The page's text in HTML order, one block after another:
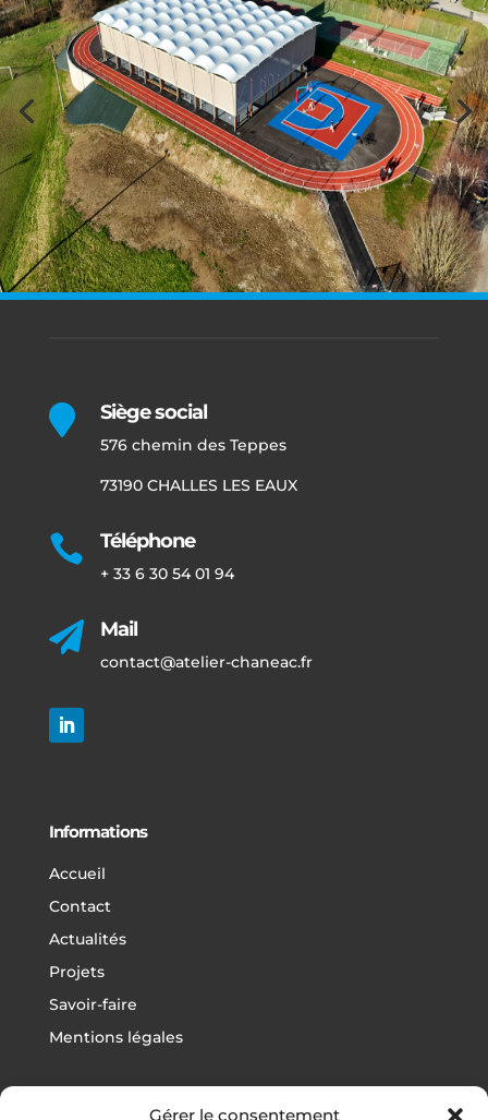
Gérer le consentement
 Siège social
576 chemin des Teppes
73190 CHALLES LES EAUX
 Téléphone
+ 33 6 30 54 01 94
 Mail
contact@atelier-chaneac.fr
Informations
Accueil
Contact
Actualités
Projets
Savoir-faire
Mentions légales